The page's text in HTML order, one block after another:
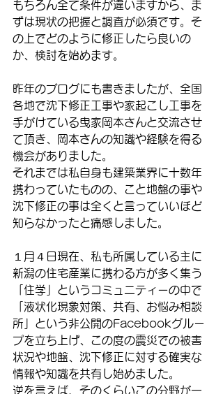
もちろん全て条件が違いますから、ま
ずは現状の把握と調査が必須です。そ
の上でどのように修正したら良いの
か、検討を始めます。
昨年のブログにも書きましたが、全国
各地で沈下修正工事や家起こし工事を
手がけている曳家岡本さんと交流させ
て頂き、岡本さんの知識や経験を得る
機会がありました。
それまでは私自身も建築業界に十数年
携わっていたものの、こと地盤の事や
沈下修正の事は全くと言っていいほど
知らなかったと痛感しました。
１月４日現在、私も所属している主に
新潟の住宅産業に携わる方が多く集う
「住学」というコミュニティーの中で
「液状化現象対策、共有、お悩み相談
所」という非公開のFacebookグルー
プを立ち上げ、この度の震災での被害
状況や地盤、沈下修正に対する確実な
情報や知識を共有し始めました。
逆を言えば、そのくらいこの分野が一